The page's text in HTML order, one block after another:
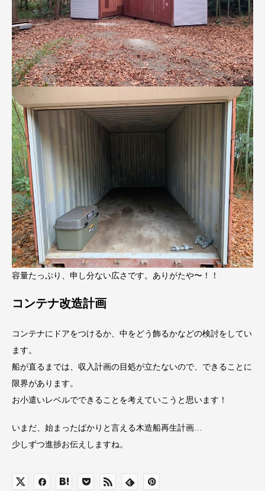
容量たっぷり、申し分ない広さです。ありがたや〜！！
コンテナ改造計画
コンテナにドアをつけるか、中をどう飾るかなどの検討をしてい
ます。
船が直るまでは、収入計画の目処が立たないので、できることに
限界があります。
お小遣いレベルでできることを考えていこうと思います！
いまだ、始まったばかりと言える木造船再生計画…
少しずつ進捗お伝えしますね。